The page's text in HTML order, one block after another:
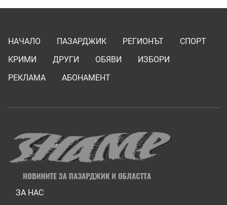
НАЧАЛО ПАЗАРДЖИК РЕГИОНЪТ
СПОРТ
КРИМИ
ДРУГИ ОБЯВИ
ИЗБОРИ
РЕКЛАМА
АБОНАМЕНТ
ЗА НАС